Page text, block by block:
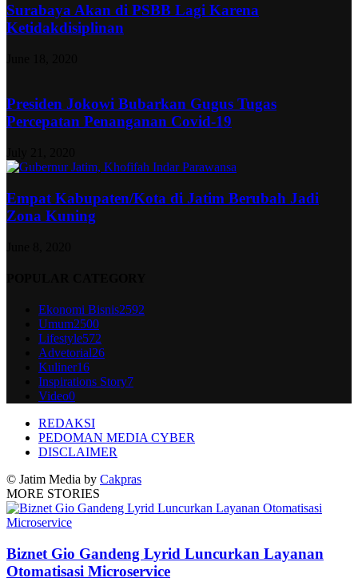
Surabaya Akan di PSBB Lagi Karena
Ketidakdisiplinan
Presiden Jokowi Bubarkan Gugus Tugas
Percepatan Penanganan Covid-19
Empat Kabupaten/Kota di Jatim Berubah Jadi
Zona Kuning
Ekonomi Bisnis2592
Umum2500
Lifestyle572
Advetorial26
Kuliner16
Inspirations Story7
Video0
REDAKSI
PEDOMAN MEDIA CYBER
DISCLAIMER
© Jatim Media by Cakpras
MORE STORIES
Biznet Gio Gandeng Lyrid Luncurkan Layanan
Otomatisasi Microservice